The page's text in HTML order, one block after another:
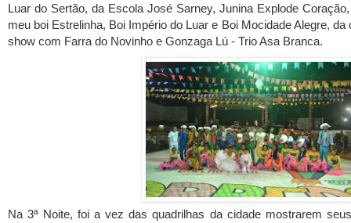
Luar do Sertão, da Escola José Sarney, Junina Explode
meu boi Estrelinha, Boi Império do Luar e Boi Mocidade Alegre,
show com Farra do Novinho e Gonzaga Lú - Trio Asa Branca.
Na 3ª Noite, foi a vez das quadrilhas da cidade mostrarem